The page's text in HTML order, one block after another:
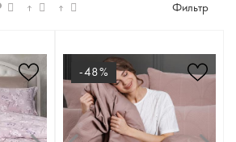
Фильтр
-48%